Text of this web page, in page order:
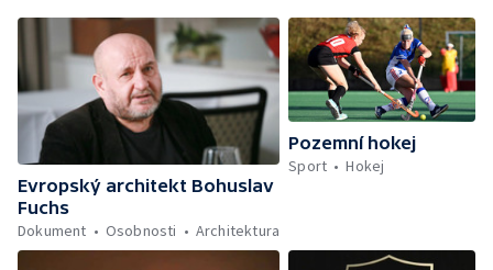
Evropský architekt Bohuslav
Fuchs
Dokument
Osobnosti Architektura
Pozemní hokej
Sport
Hokej